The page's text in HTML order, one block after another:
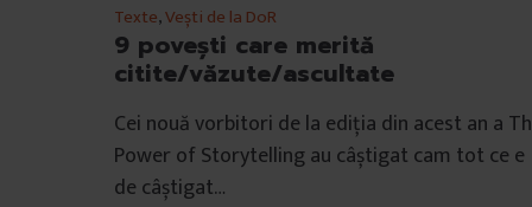
Texte,Vești de la DoR
9 poveşti care merită
citite/văzute/ascultate
Cei nouă vorbitori de la ediția din acest an a
Power of Storytelling au câștigat cam tot ce e
de câștigat…